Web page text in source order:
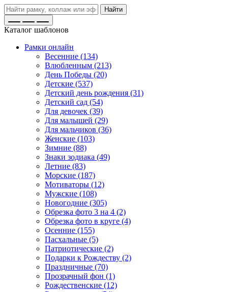
Найти
Каталог шаблонов
Рамки онлайн
Весенние (134)
Влюбленным (213)
День Победы (20)
Детские (537)
Детский день рождения (31)
Детский сад (54)
Для девочек (39)
Для малышей (29)
Для мальчиков (36)
Женские (103)
Зимние (88)
Знаки зодиака (49)
Летние (83)
Морские (187)
Мотиваторы (12)
Мужские (108)
Новогодние (305)
Обрезка фото 3 на 4 (2)
Обрезка фото в круге (4)
Осенние (155)
Пасхальные (5)
Патриотические (2)
Подарки к Рождеству (2)
Праздничные (70)
Прозрачный фон (1)
Рождественские (12)